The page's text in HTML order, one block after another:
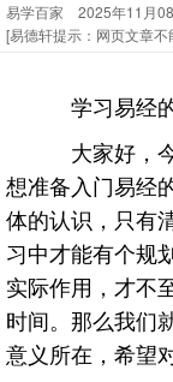
2026年化太岁锦囊
订！！
2025-
易德轩首席风水大
易德轩通告：本
易学百家 2025年11月
[易德轩提示：网页文章
学习易经的
大家好，今
想准备入门易经
体的认识，只有
习中才能有个规
实际作用，才不
时间。那么我们
意义所在，希望